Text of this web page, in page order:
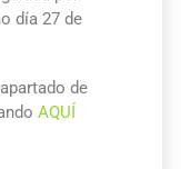
día 27 de
de
AQUÍ